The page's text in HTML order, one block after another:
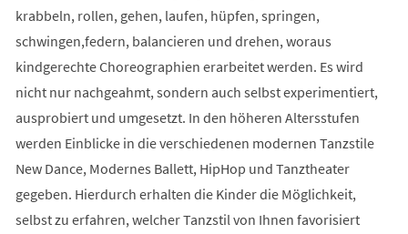
krabbeln, rollen, gehen, laufen, hüpfen, springen,
schwingen,federn, balancieren und drehen, woraus
kindgerechte Choreographien erarbeitet werden. Es wird
nicht nur nachgeahmt, sondern auch selbst experimentiert,
ausprobiert und umgesetzt. In den höheren Altersstufen
werden Einblicke in die verschiedenen modernen Tanzstile
New Dance, Modernes Ballett, HipHop und Tanztheater
gegeben. Hierdurch erhalten die Kinder die Möglichkeit,
selbst zu erfahren, welcher Tanzstil von Ihnen favorisiert